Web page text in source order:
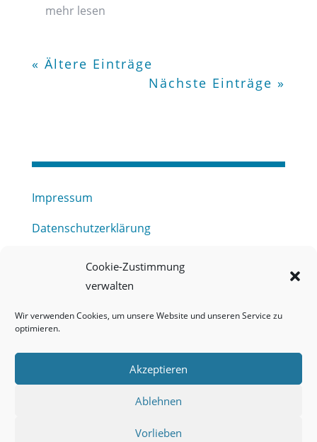
Cookie-Zustimmung
verwalten
Wir verwenden Cookies, um unsere Website und unseren Service zu
optimieren.
Akzeptieren
Ablehnen
Vorlieben
mehr lesen
« Ältere Einträge
Nächste Einträge »
Impressum
Datenschutzerklärung
Haftungsausschluss
Barrierefreiheitserklärung
Meldestelle (HinSchG) des Erftverbandes
Onlineportal Grundwassernutzung